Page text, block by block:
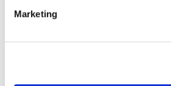
Marketing